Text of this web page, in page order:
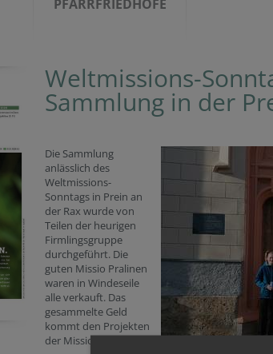
PFARRFRIEDHÖFE
Weltmissions-
Sammlung in der
Die Sammlung
anlässlich des
Weltmissions-
Sonntags in Prein an
der Rax wurde von
Teilen der heurigen
Firmlingsgruppe
durchgeführt. Die
guten Missio Pralinen
waren in Windeseile
alle verkauft. Das
gesammelte Geld
kommt den Projekten
der Missio zu Gute.